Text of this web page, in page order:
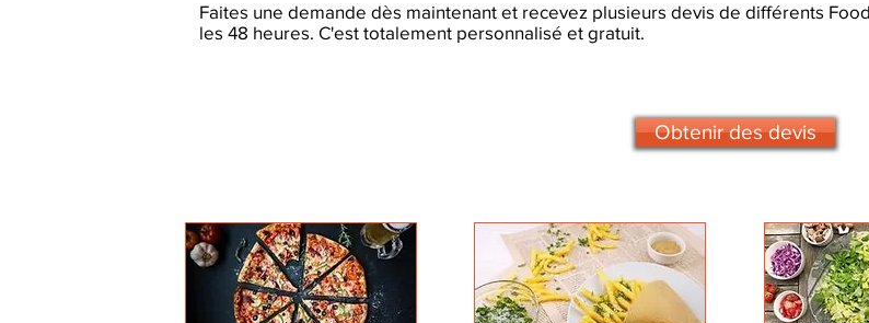
Faites une demande dès maintenant et recevez plusieurs devis de différents
les 48 heures. C'est totalement personnalisé et gratuit.
Obtenir des devis